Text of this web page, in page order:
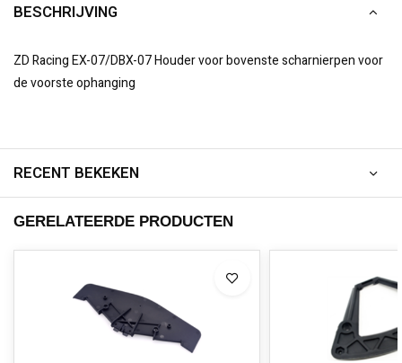
BESCHRIJVING
ZD Racing EX-07/DBX-07 Houder voor bovenste scharnierpen voor
de voorste ophanging
RECENT BEKEKEN
GERELATEERDE PRODUCTEN